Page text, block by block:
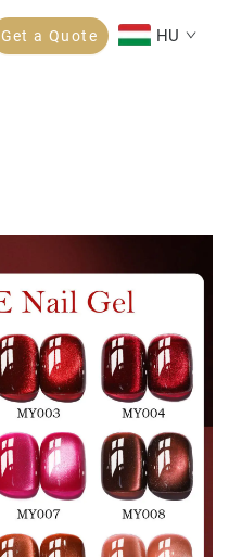
Get a Quote HU